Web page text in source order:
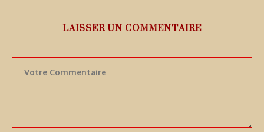
LAISSER UN COMMENTAIRE